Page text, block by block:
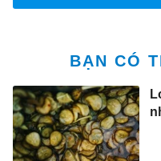
BẠN CÓ